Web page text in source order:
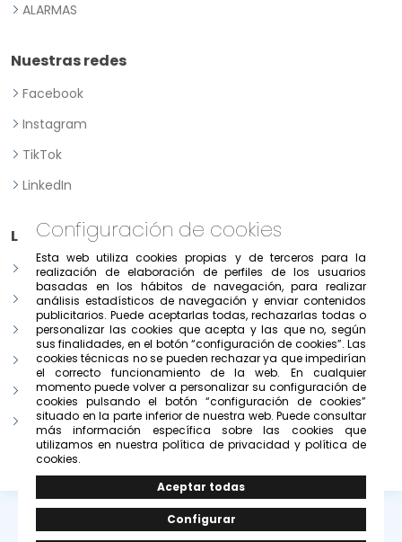
ALARMAS
Nuestras redes
Facebook
Instagram
TikTok
LinkedIn
Legal
Aviso legal
Política de Privacidad
Política de consentimiento previo, expreso e informado
Condiciones de uso del portal
Política de cookies
Configurar cookies
© Copyright 2026 -Grupo Solivesa
Configuración de cookies
Esta web utiliza cookies propias y de terceros para la
realización de elaboración de perfiles de los usuarios
basadas en los hábitos de navegación, para realizar
análisis estadísticos de navegación y enviar contenidos
publicitarios. Puede aceptarlas todas, rechazarlas todas o
personalizar las cookies que acepta y las que no, según
sus finalidades, en el botón “configuración de cookies”. Las
cookies técnicas no se pueden rechazar ya que impedirían
el correcto funcionamiento de la web. En cualquier
momento puede volver a personalizar su configuración de
cookies pulsando el botón “configuración de cookies”
situado en la parte inferior de nuestra web. Puede consultar
más información específica sobre las cookies que
utilizamos en nuestra política de privacidad y política de
cookies.